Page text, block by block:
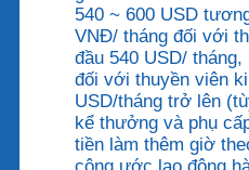
540 ~ 600 USD
VNĐ/ tháng đối với
đầu 540 USD/ tháng,
đối với thuyền viên
USD/tháng trở lên
kể thưởng và phụ
tiền làm thêm giờ
công ước lao động